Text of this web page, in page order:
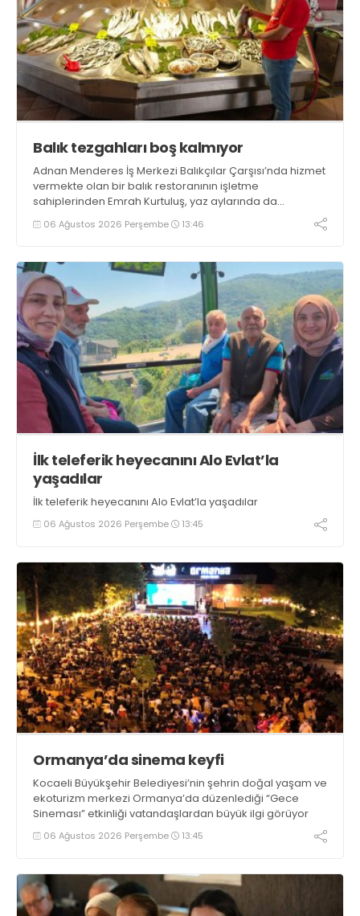
Balık tezgahları boş kalmıyor
Adnan Menderes İş Merkezi Balıkçılar Çarşısı’nda hizmet
vermekte olan bir balık restoranının işletme
sahiplerinden Emrah Kurtuluş, yaz aylarında da
tezgahlarda taze balık bulunduğunu ifade ederek “Yıl
boyunca tezgahlarda taze balık bulmak mümkün
06 Ağustos 2026 Perşembe 13:46
İlk teleferik heyecanını Alo Evlat’la
yaşadılar
İlk teleferik heyecanını Alo Evlat’la yaşadılar
06 Ağustos 2026 Perşembe 13:45
Ormanya’da sinema keyfi
Kocaeli Büyükşehir Belediyesi’nin şehrin doğal yaşam ve
ekoturizm merkezi Ormanya’da düzenlediği “Gece
Sineması” etkinliği vatandaşlardan büyük ilgi görüyor
06 Ağustos 2026 Perşembe 13:45